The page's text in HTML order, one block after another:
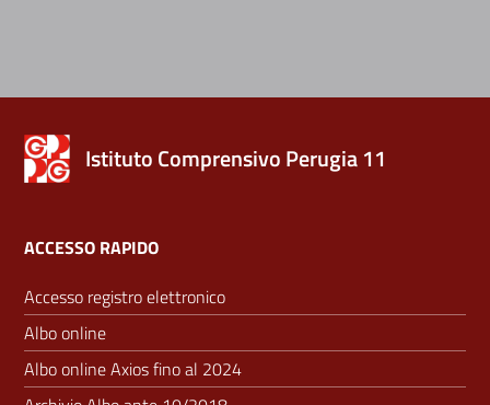
Istituto Comprensivo Perugia 11
ACCESSO RAPIDO
Accesso registro elettronico
Albo online
Albo online Axios fino al 2024